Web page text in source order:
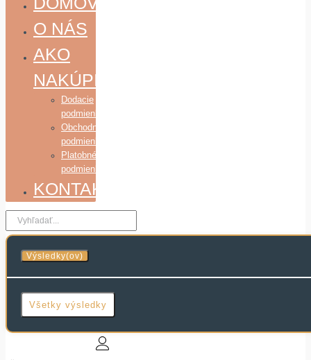
O NÁS
AKO
NAKÚPIŤ
Dodacie
podmienky
Obchodné
podmienky
Platobné
podmienky
KONTAKT
Search
...
Výsledky(ov)
Všetky výsledky